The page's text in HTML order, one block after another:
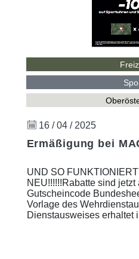
16 / 04 / 2025
Ermäßigung bei
UND SO
NEU!!!!!!Rabatte sind
Gutscheincode
Vorlage des
Dienstausweises erhaltet